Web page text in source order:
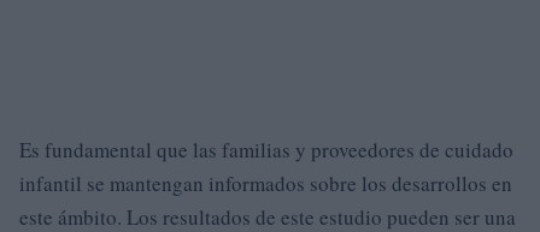
Es fundamental que las familias y proveedores de cuidado
infantil se mantengan informados sobre los desarrollos en
este ámbito. Los resultados de este estudio pueden ser una